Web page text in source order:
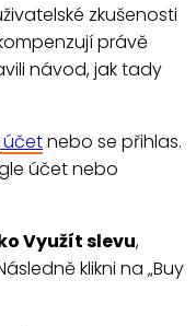
zkušenosti
právě
návod, jak tady
účetnebo se přihlas.
účet nebo
Využít slevu,
klikni na „Buy